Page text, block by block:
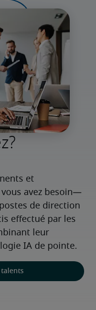
et
avez besoin—
de direction
effectué par les
leur
IA de pointe.
talents